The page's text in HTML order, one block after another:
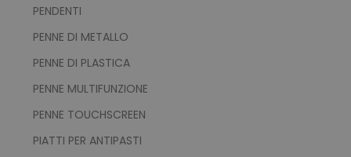
PENDENTI
PENNE DI METALLO
PENNE DI PLASTICA
PENNE MULTIFUNZIONE
PENNE TOUCHSCREEN
PIATTI PER ANTIPASTI